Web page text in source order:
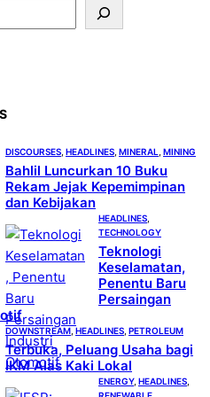
DISCOURSES HEADLINES MINERAL MINING
Bahlil Luncurkan 10 Buku
Rekam Jejak Kepemimpinan
dan Kebijakan
HEADLINES
TECHNOLOGY
Teknologi
Keselamatan,
Penentu Baru
Persaingan
DOWNSTREAM HEADLINES PETROLEUM
Terbuka, Peluang Usaha bagi
IKM Alas Kaki Lokal
ENERGY, HEADLINES
RENEWABLE